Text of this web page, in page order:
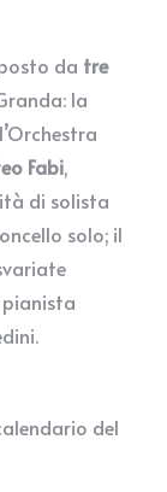
da tre
la
Fabi,
di solista
solo; il
del